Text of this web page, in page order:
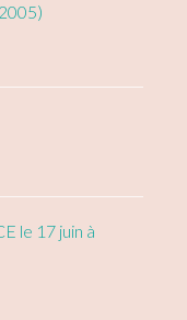
le 17 juin à